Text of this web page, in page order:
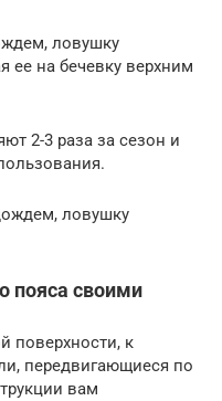
ловушку
на бечевку верхним
2-3 раза за сезон и
ловушку
пояса своими
поверхности, к
передвигающиеся по
вам